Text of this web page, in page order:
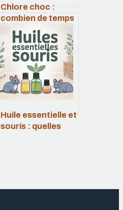
Chlore choc :
combien de temps
faire tourner la
pompe pour être
efficace
Huile essentielle et
souris : quelles